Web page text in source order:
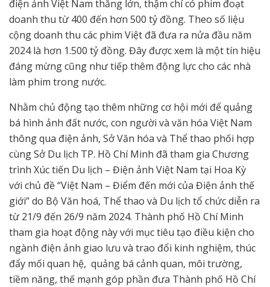
điện ảnh Việt Nam thắng lớn, thậm chí có phim đoạt
doanh thu từ 400 đến hơn 500 tỷ đồng. Theo số liệu
cộng doanh thu các phim Việt đã đưa ra nửa đầu năm
2024 là hơn 1.500 tỷ đồng. Đây được xem là một tín hiệu
đáng mừng cũng như tiếp thêm động lực cho các nhà
làm phim trong nước.
Nhằm chủ động tạo thêm những cơ hội mới để quảng
bá hình ảnh đất nước, con người và văn hóa Việt Nam
thông qua điện ảnh, Sở Văn hóa và Thể thao phối hợp
cùng Sở Du lịch TP. Hồ Chí Minh đã tham gia Chương
trình Xúc tiến Du lịch – Điện ảnh Việt Nam tại Hoa Kỳ
với chủ đề “Việt Nam – Điểm đến mới của Điện ảnh thế
giới” do Bộ Văn hoá, Thể thao và Du lịch tổ chức diễn ra
từ 21/9 đến 26/9 năm 2024. Thành phố Hồ Chí Minh
tham gia hoạt động này với mục tiêu tạo điều kiện cho
ngành điện ảnh giao lưu và trao đổi kinh nghiệm, thúc
đẩy mối quan hệ, quảng bá cảnh quan, môi trường,
tiềm năng, thế mạnh góp phần đưa Thành phố Hồ Chí